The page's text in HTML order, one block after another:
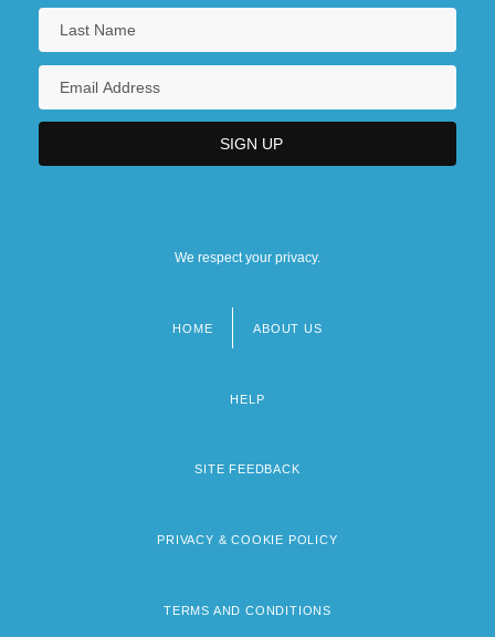
We respect your privacy.
HOME ABOUT US
HELP
SITE FEEDBACK
PRIVACY & COOKIE POLICY
TERMS AND CONDITIONS